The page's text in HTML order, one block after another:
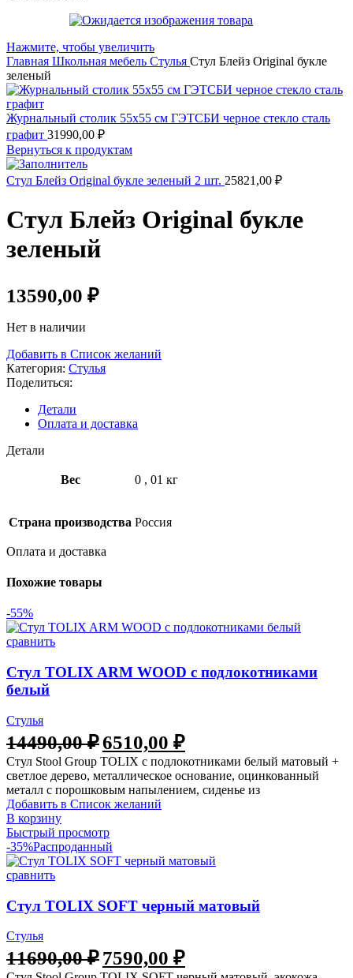
Нажмите, чтобы увеличить
Главная Школьная мебель Стулья Стул Блейз Original букле
зеленый
Журнальный столик 55х55 см ГЭТСБИ черное стекло сталь
графит 31990,00 ₽
Вернуться к продуктам
Стул Блейз Original букле зеленый 2 шт. 25821,00 ₽
Стул Блейз Original букле
зеленый
13590,00 ₽
Нет в наличии
Добавить в Список желаний
Категория: Стулья
Поделиться:
Детали
Оплата и доставка
Детали
Вес 0 , 01 кг
Страна производства Россия
Оплата и доставка
Похожие товары
-55%
сравнить
Стул TOLIX ARM WOOD с подлокотниками
белый
Стулья
14490,00₽6510,00 ₽
Стул Stool Group TOLIX с подлокотниками белый матовый +
светлое дерево, металлическое основание, оцинкованный
металл с порошковым напылением, сиденье из
Добавить в Список желаний
В корзину
Быстрый просмотр
-35%Распроданный
сравнить
Стул TOLIX SOFT черный матовый
Стулья
11690,00₽7590,00 ₽